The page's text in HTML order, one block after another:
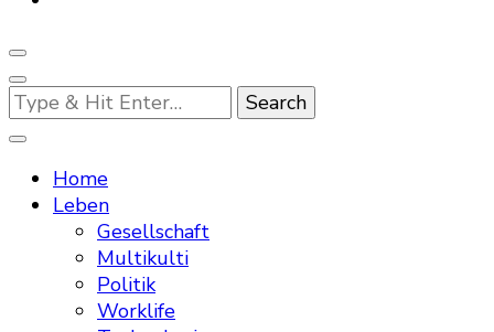
Looking
for
Something?
Home
Leben
Gesellschaft
Multikulti
Politik
Worklife